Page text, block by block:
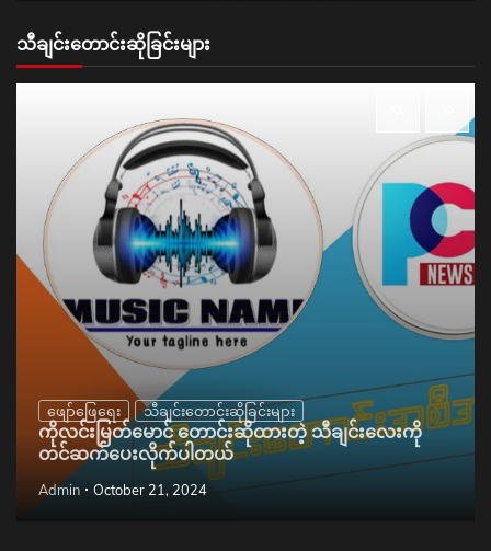
သီချင်းတောင်းဆိုခြင်းများ
ဖျော်ဖြေရေး သီချင်းတောင်းဆိုခြင်းများ
ကိုလင်းမြတ်မောင် တောင်းဆိုထားတဲ့ သီချင်းလေးကို
တင်ဆက်ပေးလိုက်ပါတယ်
Admin October 21, 2024